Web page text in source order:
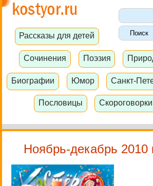
Рассказы для детей
Сочинения Поэзия
Биографии Юмор Санкт-
Пословицы Скороговорки
Ноябрь-декабрь 2010